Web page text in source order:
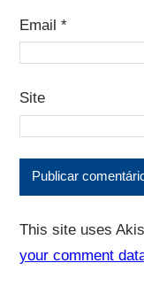
Email *
Site
This site uses
your comment